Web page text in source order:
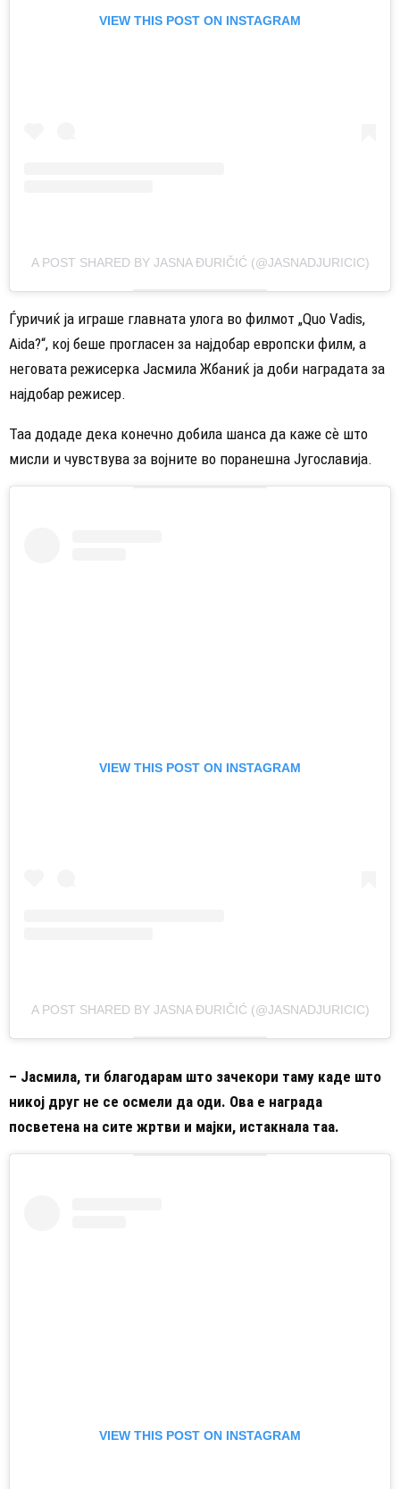
VIEW THIS POST ON INSTAGRAM
A POST SHARED BY JASNA ĐURIČIĆ (@JASNADJURICIC)
Ѓуричиќ ја играше главната улога во филмот „Quo Vadis,
Aida?“, кој беше прогласен за најдобар европски филм, а
неговата режисерка Јасмила Жбаниќ ја доби наградата за
најдобар режисер.
Таа додаде дека конечно добила шанса да каже сѐ што
мисли и чувствува за војните во поранешна Југославија.
VIEW THIS POST ON INSTAGRAM
A POST SHARED BY JASNA ĐURIČIĆ (@JASNADJURICIC)
– Јасмила, ти благодарам што зачекори таму каде што
никој друг не се осмели да оди. Ова е награда
посветена на сите жртви и мајки, истакнала таа.
VIEW THIS POST ON INSTAGRAM